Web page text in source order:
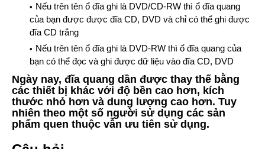
Nếu trên tên ổ đĩa ghi là DVD/CD-RW thì ổ đĩa quang
của bạn được được đĩa CD, DVD và chỉ có thể ghi được
đĩa CD trắng
Nếu trên tên ổ đĩa ghi là DVD-RW thì ổ đĩa quang của
bạn có thể đọc và ghi được dữ liệu vào đĩa CD, DVD
Ngày nay, đĩa quang dần được thay thế bằng
các thiết bị khác với độ bền cao hơn, kích
thước nhỏ hơn và dung lượng cao hơn. Tuy
nhiên theo một số người sử dụng các sản
phẩm quen thuộc vẫn ưu tiên sử dụng.